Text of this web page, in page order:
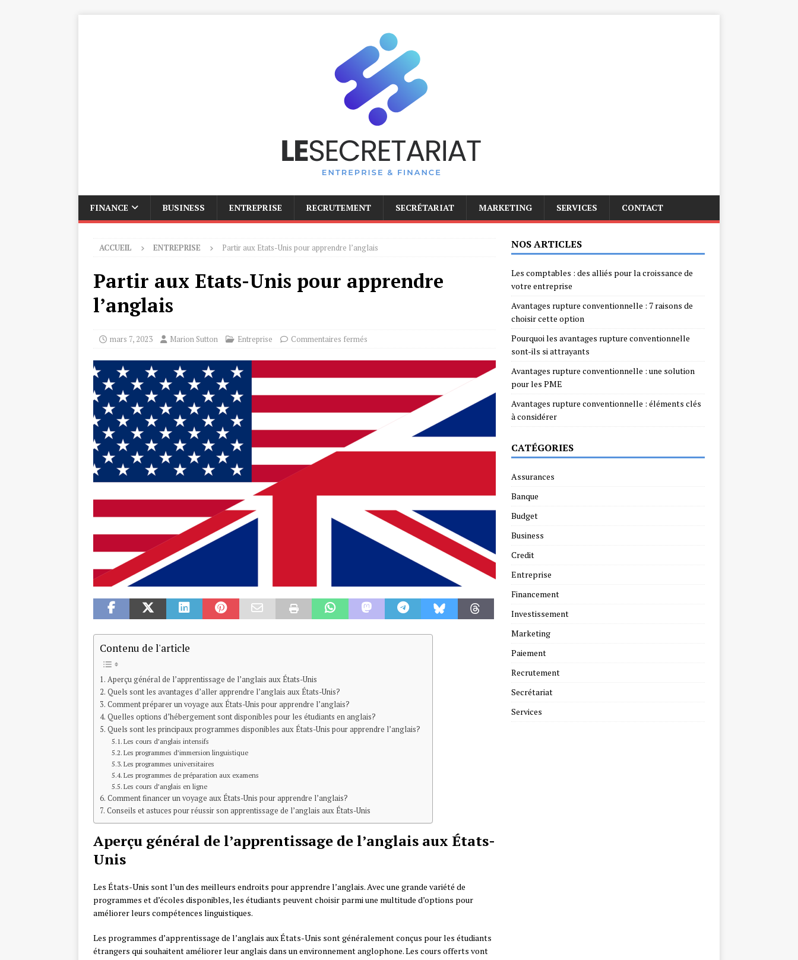
FINANCE BUSINESS ENTREPRISE RECRUTEMENT SECRÉTARIAT MARKETING SERVICES CONTACT
ACCUEIL ENTREPRISE Partir aux Etats-Unis pour apprendre l’anglais
Partir aux Etats-Unis pour apprendre
l’anglais
mars 7, 2023 Marion Sutton Entreprise Commentaires fermés
Contenu de l'article
Aperçu général de l’apprentissage de l’anglais aux États-Unis
Quels sont les avantages d’aller apprendre l’anglais aux États-Unis?
Comment préparer un voyage aux États-Unis pour apprendre l’anglais?
Quelles options d’hébergement sont disponibles pour les étudiants en anglais?
Quels sont les principaux programmes disponibles aux États-Unis pour apprendre l’anglais?
Les cours d’anglais intensifs
Les programmes d’immersion linguistique
Les programmes universitaires
Les programmes de préparation aux examens
Les cours d’anglais en ligne
Comment financer un voyage aux États-Unis pour apprendre l’anglais?
Conseils et astuces pour réussir son apprentissage de l’anglais aux États-Unis
Aperçu général de l’apprentissage de l’anglais aux États-
Unis
Les États-Unis sont l’un des meilleurs endroits pour apprendre l’anglais. Avec une grande variété de
programmes et d’écoles disponibles, les étudiants peuvent choisir parmi une multitude d’options pour
améliorer leurs compétences linguistiques.
Les programmes d’apprentissage de l’anglais aux États-Unis sont généralement conçus pour les étudiants
étrangers qui souhaitent améliorer leur anglais dans un environnement anglophone. Les cours offerts vont
NOS ARTICLES
Les comptables : des alliés pour la croissance de
votre entreprise
Avantages rupture conventionnelle : 7 raisons de
choisir cette option
Pourquoi les avantages rupture conventionnelle
sont-ils si attrayants
Avantages rupture conventionnelle : une solution
pour les PME
Avantages rupture conventionnelle : éléments clés
à considérer
CATÉGORIES
Assurances
Banque
Budget
Business
Credit
Entreprise
Financement
Investissement
Marketing
Paiement
Recrutement
Secrétariat
Services